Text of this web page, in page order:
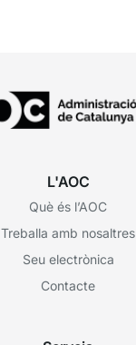
L'AOC
Què és l’AOC
Treballa amb nosaltres
Seu electrònica
Contacte